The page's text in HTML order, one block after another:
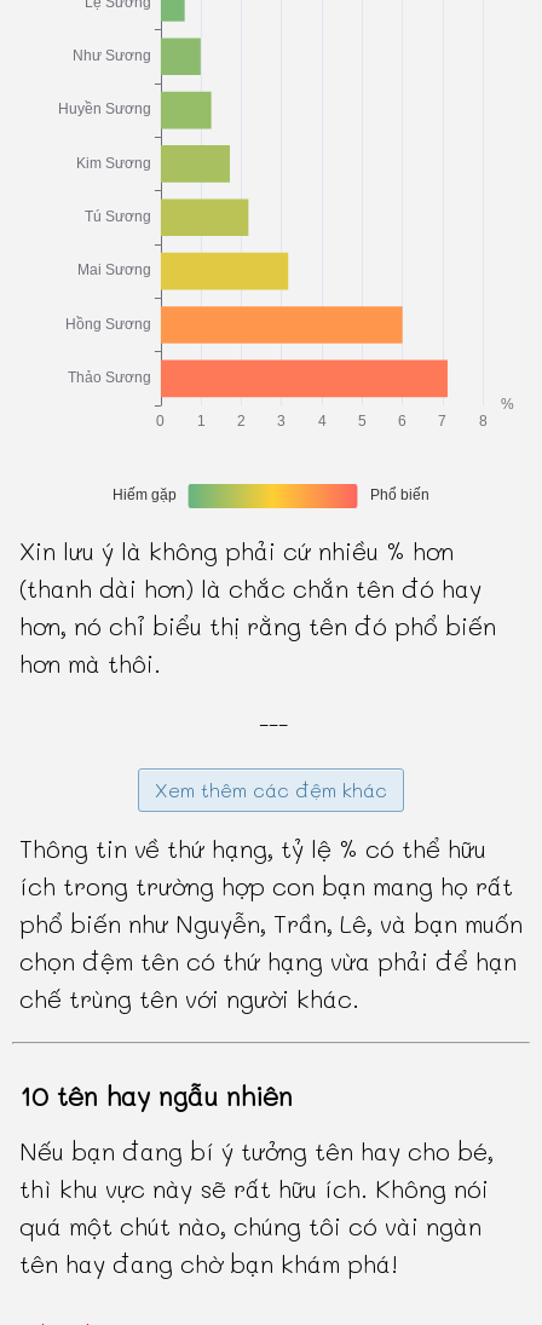
Xin lưu ý là không phải cứ nhiều % hơn
(thanh dài hơn) là chắc chắn tên đó hay
hơn, nó chỉ biểu thị rằng tên đó phổ biến
hơn mà thôi.
---
Xem thêm các đệm khác
Thông tin về thứ hạng, tỷ lệ % có thể hữu
ích trong trường hợp con bạn mang họ rất
phổ biến như Nguyễn, Trần, Lê, và bạn muốn
chọn đệm tên có thứ hạng vừa phải để hạn
chế trùng tên với người khác.
10 tên hay ngẫu nhiên
Nếu bạn đang bí ý tưởng tên hay cho bé,
thì khu vực này sẽ rất hữu ích. Không nói
quá một chút nào, chúng tôi có vài ngàn
tên hay đang chờ bạn khám phá!